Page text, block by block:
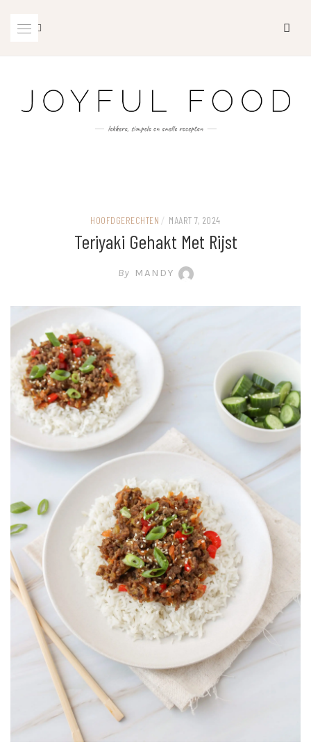
HOOFDGERECHTEN / MAART 7, 2024
Teriyaki Gehakt Met Rijst
By MANDY